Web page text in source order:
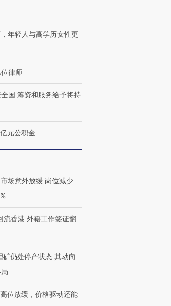
拱下台
的生活方式·第三对
住三大增长引擎是什么？
年轻人与高学历女性更
律师
国 筹资和服务给予将持
元公积金
场意外放缓 岗位减少
流香港 外籍工作签证翻
矿仍处停产状态 其动向
位放缓，价格驱动还能